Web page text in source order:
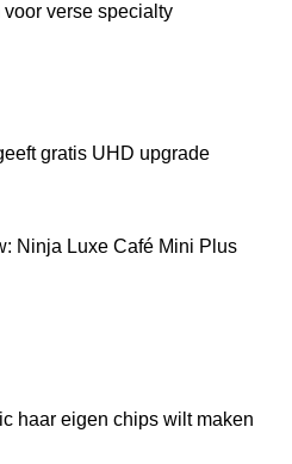
verse specialty
gratis UHD upgrade
Ninja Luxe Café Mini Plus
haar eigen chips wilt maken